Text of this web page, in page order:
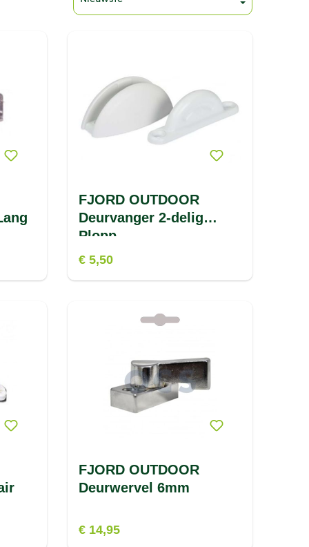
FJORD OUTDOOR
Deurvanger 2-delig
Plopp
€ 5,50
FJORD OUTDOOR
Deurwervel 6mm
€ 14,95